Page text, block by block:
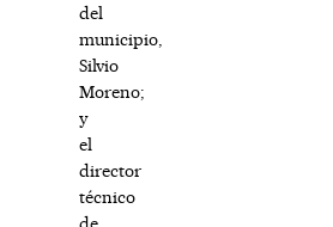
del
municipio,
Silvio
Moreno;
y
el
director
técnico